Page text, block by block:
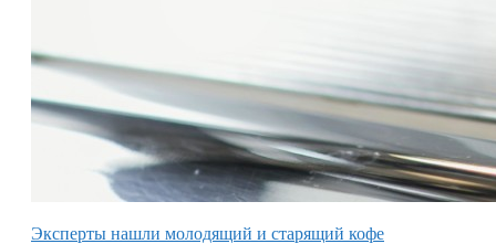
Эксперты нашли молодящий и старящий кофе